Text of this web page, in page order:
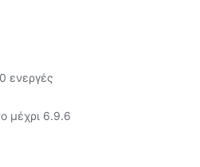
ενεργές
μέχρι 6.9.6